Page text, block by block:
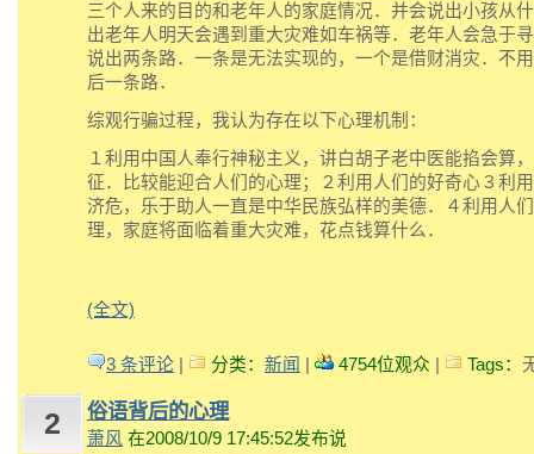
三个人来的目的和老年人的家庭情况．并会说出小孩从
出老年人明天会遇到重大灾难如车祸等．老年人会急于
说出两条路．一条是无法实现的，一个是借财消灾．不
后一条路．
综观行骗过程，我认为存在以下心理机制：
１利用中国人奉行神秘主义，讲白胡子老中医能掐会算
征．比较能迎合人们的心理；２利用人们的好奇心３利
济危，乐于助人一直是中华民族弘样的美德．４利用人
理，家庭将面临着重大灾难，花点钱算什么．
(全文)
3 条评论 分类： 新闻 4754位观众 Tags：
2 俗语背后的心理
萧风 在2008/10/9 17:45:52发布说